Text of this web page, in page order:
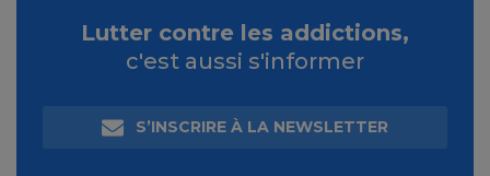
Lutter contre les addictions,
c'est aussi s'informer
S’INSCRIRE À LA NEWSLETTER